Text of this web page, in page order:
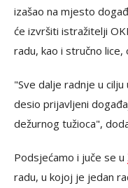
izašao na mjesto
će izvršiti istražitelji
radu, kao i stručno lice,
"Sve dalje radnje u
desio prijavljeni
dežurnog tužioca",
Podsjećamo i juče se u
radu, u kojoj je jedan